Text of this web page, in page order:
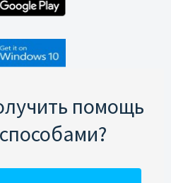
помощь